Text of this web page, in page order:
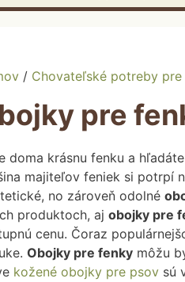
/ Chovateľské potreby
pre
doma krásnu fenku a
majiteľov feniek si potrpí
no zároveň odolné
produktoch, aj obojky pre
cenu. Čoraz
Obojky pre fenky môžu
kožené obojky pre psov sú